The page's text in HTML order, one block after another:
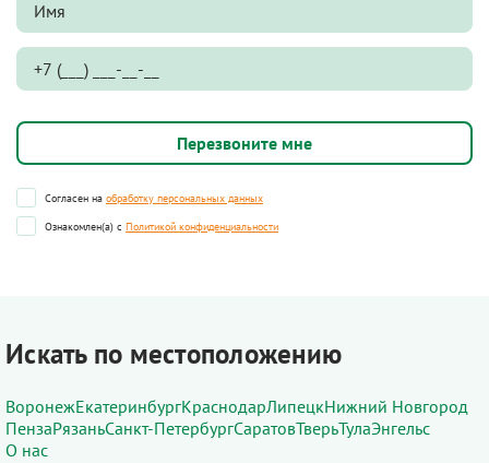
Согласен на обработку персональных данных
Ознакомлен(а) с Политикой конфиденциальности
Искать по местоположению
ВоронежЕкатеринбургКраснодарЛипецкНижний Новгород
ПензаРязаньСанкт-ПетербургСаратовТверьТулаЭнгельс
О нас